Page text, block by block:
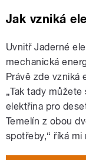
Jak vzniká
Uvnitř Jaderné
mechanická
Právě zde vzniká
„Tak tady
elektřina pro
Temelín z obou
spotřeby,“ říká